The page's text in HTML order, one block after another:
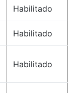
Habilitado
Habilitado
Habilitado